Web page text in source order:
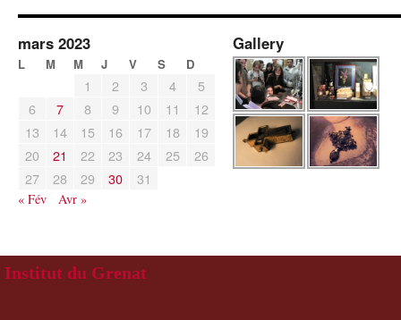
mars 2023
L M M J V S D
1 2 3 4
5
6
7 8 9 10 11
12
13
14 15 16 17 18
19
20
21 22 23 24 25
26
27
28 29 30 31
« Fév Avr »
Gallery
Institut du Grenat